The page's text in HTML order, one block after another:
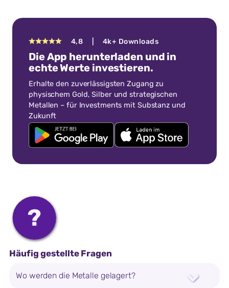
4,8 | 4k+ Downloads
Die App herunterladen und in
echte Werte investieren.
Erhalte den zuverlässigsten Zugang zu
physischem Gold, Silber und strategischen
Metallen – für Investments mit Substanz und
Zukunft
Häufig gestellte Fragen
Wo werden die Metalle gelagert?